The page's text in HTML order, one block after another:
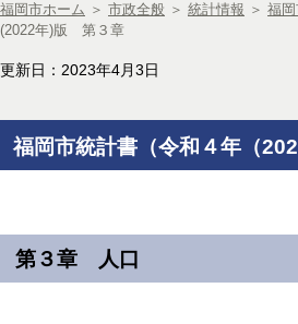
福岡市ホーム ＞ 市政全般 ＞ 統計情報 ＞ 福岡
(2022年)版 第３章
更新日：2023年4月3日
福岡市統計書（令和４年（
第３章 人口